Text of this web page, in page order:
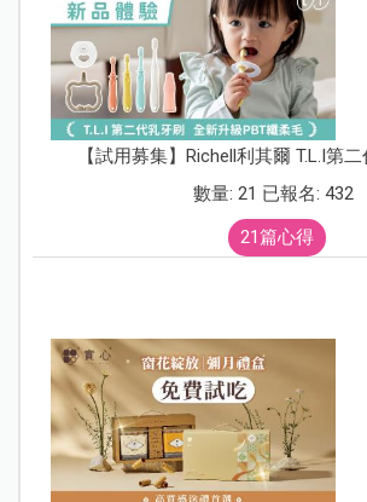
【試用募集】Richell利其爾 T.L.I第
數量: 21 已報名: 432
21篇心得